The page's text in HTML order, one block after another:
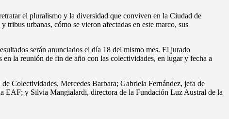
el pluralismo y la diversidad que conviven en la Ciudad de
urbanas, cómo se vieron afectadas en este marco, sus
serán anunciados el día 18 del mismo mes. El jurado
en la reunión de fin de año con las colectividades, en lugar y fecha a
Colectividades, Mercedes Barbara; Gabriela Fernández, jefa de
EAF; y Silvia Mangialardi, directora de la Fundación Luz Austral de la